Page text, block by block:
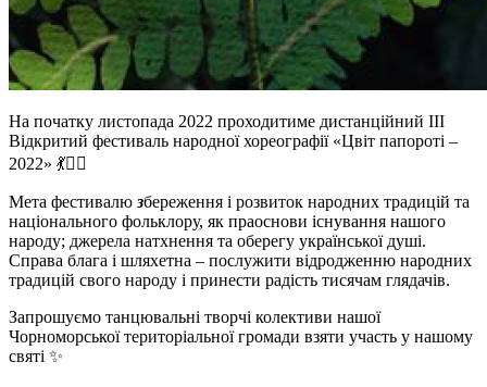
На початку листопада 2022 проходитиме дистанційний ІІІ
Відкритий фестиваль народної хореографії «Цвіт папороті –
2022» 💃🤸‍♀️
Мета фестивалю збереження і розвиток народних традицій та
національного фольклору, як праоснови існування нашого
народу; джерела натхнення та оберегу української душі.
Справа блага і шляхетна – послужити відродженню народних
традицій свого народу і принести радість тисячам глядачів.
Запрошуємо танцювальні творчі колективи нашої
Чорноморської територіальної громади взяти участь у нашому
святі ✨